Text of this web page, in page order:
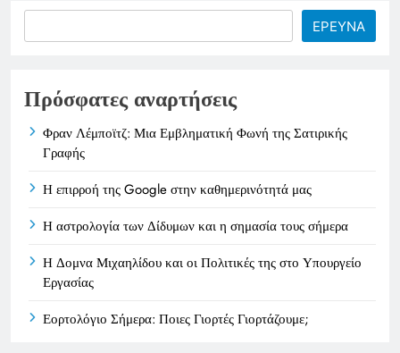
ΕΡΕΥΝΑ
Πρόσφατες αναρτήσεις
Φραν Λέμποϊτζ: Μια Εμβληματική Φωνή της Σατιρικής
Γραφής
Η επιρροή της Google στην καθημερινότητά μας
Η αστρολογία των Δίδυμων και η σημασία τους σήμερα
Η Δομνα Μιχαηλίδου και οι Πολιτικές της στο Υπουργείο
Εργασίας
Εορτολόγιο Σήμερα: Ποιες Γιορτές Γιορτάζουμε;